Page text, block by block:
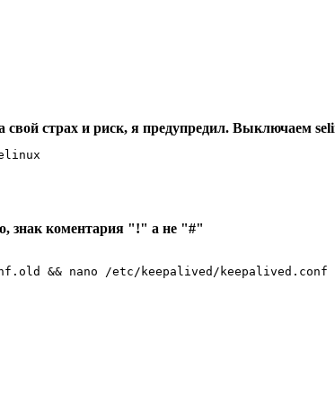
свой страх и риск, я предупредил. Выключаем
знак коментария "!" а не "#"
&& nano /etc/keepalived/keepalived.conf